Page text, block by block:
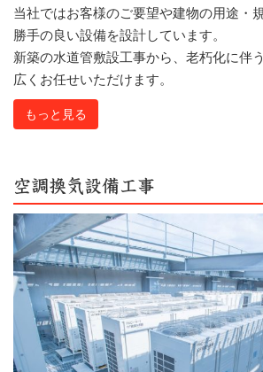
当社ではお客様のご要望や建物の用途・
勝手の良い設備を設計しています。
新築の水道管敷設工事から、老朽化に伴
広くお任せいただけます。
もっと見る
空調換気設備工事